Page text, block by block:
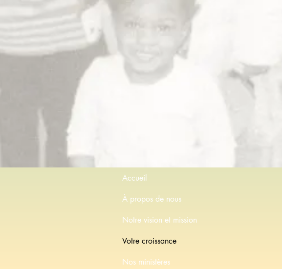
Accueil
À propos de nous
Notre vision et mission
Votre croissance
Nos ministères